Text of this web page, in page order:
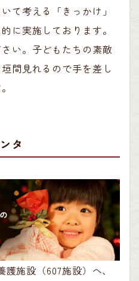
て考える「きっかけ」
に実施しております。
い。子どもたちの素敵
間見れるので手を差し
タ
施設（607施設）へ、